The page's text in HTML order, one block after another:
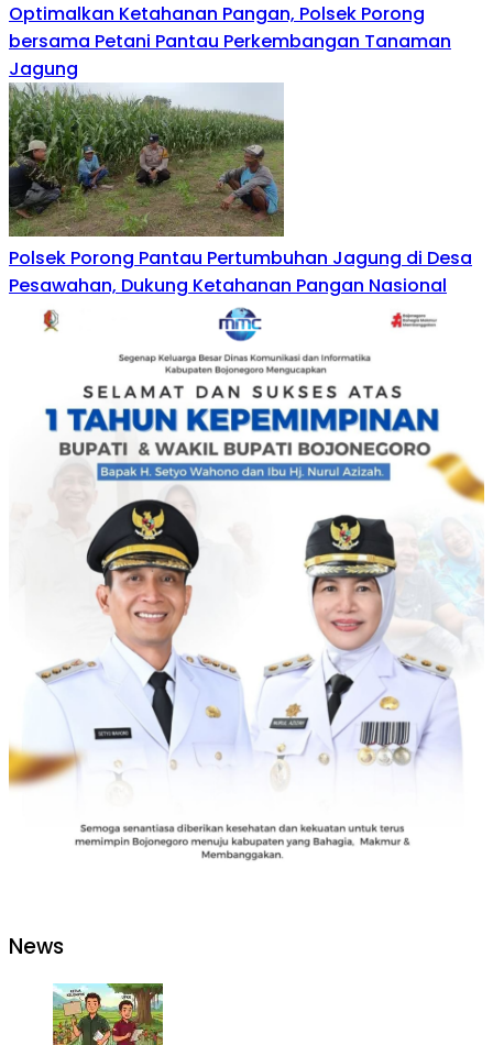
Optimalkan Ketahanan Pangan, Polsek Porong
bersama Petani Pantau Perkembangan Tanaman
Jagung
Polsek Porong Pantau Pertumbuhan Jagung di Desa
Pesawahan, Dukung Ketahanan Pangan Nasional
News